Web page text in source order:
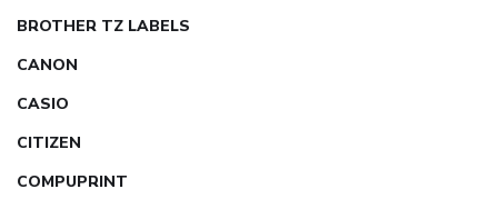
BROTHER TZ LABELS
CANON
CASIO
CITIZEN
COMPUPRINT